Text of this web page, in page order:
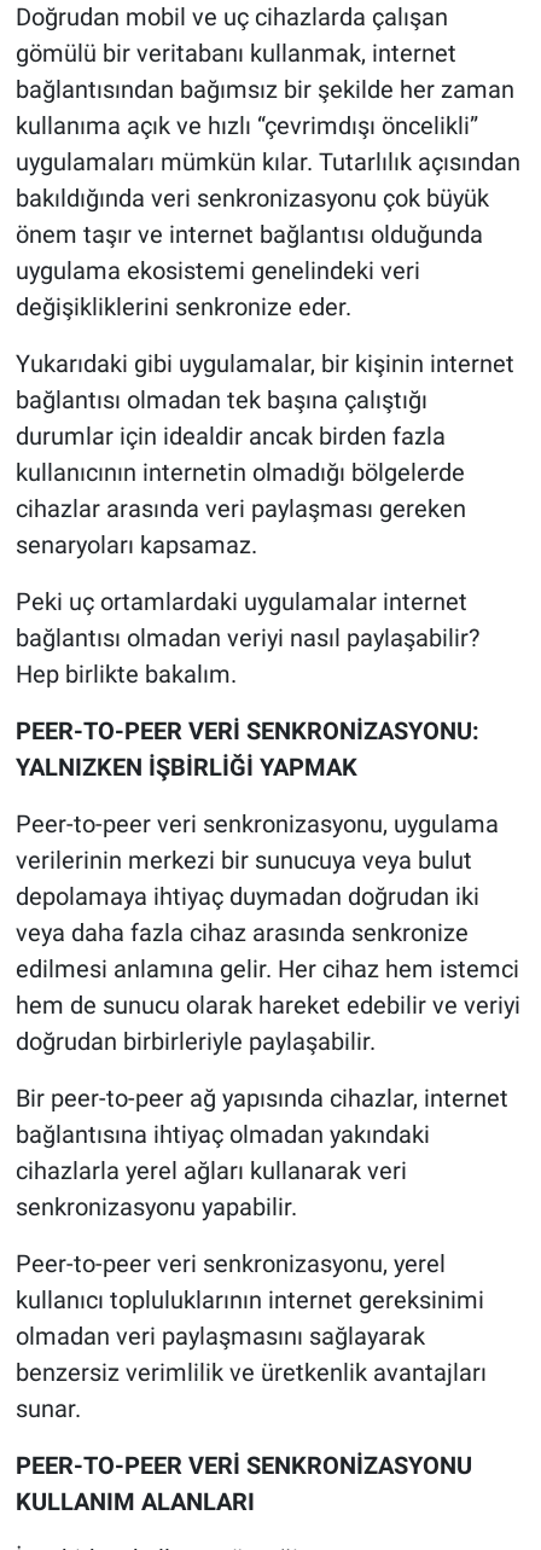
Doğrudan mobil ve uç cihazlarda çalışan
gömülü bir veritabanı kullanmak, internet
bağlantısından bağımsız bir şekilde her zaman
kullanıma açık ve hızlı “çevrimdışı öncelikli”
uygulamaları mümkün kılar. Tutarlılık açısından
bakıldığında veri senkronizasyonu çok büyük
önem taşır ve internet bağlantısı olduğunda
uygulama ekosistemi genelindeki veri
değişikliklerini senkronize eder.
Yukarıdaki gibi uygulamalar, bir kişinin internet
bağlantısı olmadan tek başına çalıştığı
durumlar için idealdir ancak birden fazla
kullanıcının internetin olmadığı bölgelerde
cihazlar arasında veri paylaşması gereken
senaryoları kapsamaz.
Peki uç ortamlardaki uygulamalar internet
bağlantısı olmadan veriyi nasıl paylaşabilir?
Hep birlikte bakalım.
PEER-TO-PEER VERİ SENKRONİZASYONU:
YALNIZKEN İŞBİRLİĞİ YAPMAK
Peer-to-peer veri senkronizasyonu, uygulama
verilerinin merkezi bir sunucuya veya bulut
depolamaya ihtiyaç duymadan doğrudan iki
veya daha fazla cihaz arasında senkronize
edilmesi anlamına gelir. Her cihaz hem istemci
hem de sunucu olarak hareket edebilir ve veriyi
doğrudan birbirleriyle paylaşabilir.
Bir peer-to-peer ağ yapısında cihazlar, internet
bağlantısına ihtiyaç olmadan yakındaki
cihazlarla yerel ağları kullanarak veri
senkronizasyonu yapabilir.
Peer-to-peer veri senkronizasyonu, yerel
kullanıcı topluluklarının internet gereksinimi
olmadan veri paylaşmasını sağlayarak
benzersiz verimlilik ve üretkenlik avantajları
sunar.
PEER-TO-PEER VERİ SENKRONİZASYONU
KULLANIM ALANLARI